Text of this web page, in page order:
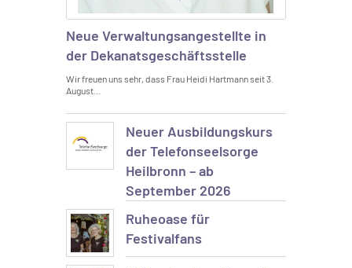
Neue Verwaltungsangestellte in
der Dekanatsgeschäftsstelle
Wir freuen uns sehr, dass Frau Heidi Hartmann seit 3.
August…
Neuer Ausbildungskurs
der Telefonseelsorge
Heilbronn – ab
September 2026
Ruheoase für
Festivalfans